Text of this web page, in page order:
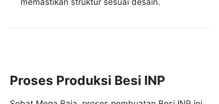
memastikan struktur sesuai desain.
Proses Produksi Besi INP